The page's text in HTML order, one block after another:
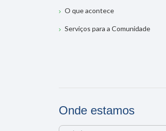
O que acontece
Serviços para a Comunidade
Onde estamos